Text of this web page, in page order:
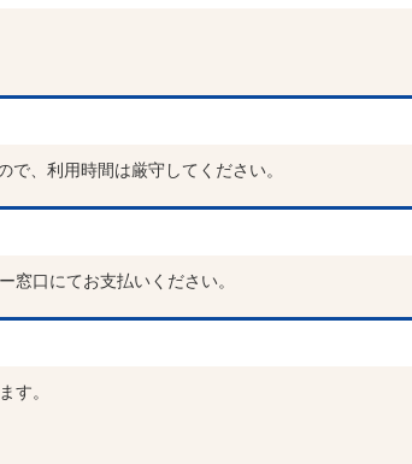
、利用時間は厳守してください。
窓口にてお支払いください。
す。